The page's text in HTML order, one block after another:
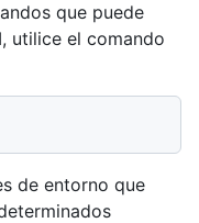
que puede
utilice el comando
de entorno que